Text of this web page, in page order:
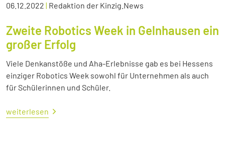
06.12.2022 | Redaktion der Kinzig.News
Zweite Robotics Week in Gelnhausen ein
großer Erfolg
Viele Denkanstöße und Aha-Erlebnisse gab es bei Hessens
einziger Robotics Week sowohl für Unternehmen als auch
für Schülerinnen und Schüler.
weiterlesen